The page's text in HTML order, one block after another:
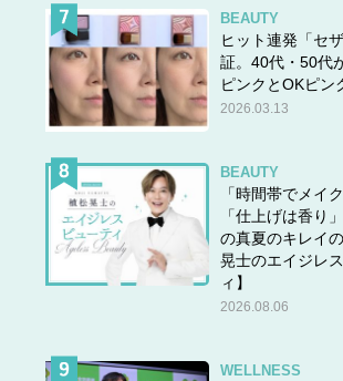
BEAUTY
ヒット連発「セ
証。40代・50代
ピンクとOKピン
2026.03.13
BEAUTY
「時間帯でメイ
「仕上げは香り
の真夏のキレイ
晃士のエイジレ
ィ】
2026.08.06
WELLNESS